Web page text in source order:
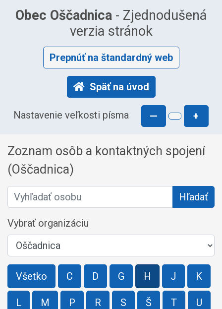
Obec Oščadnica - Zjednodušená
verzia stránok
Prepnúť na štandardný web
Späť na úvod
Nastavenie veľkosti písma — +
Zoznam osôb a kontaktných spojení
(Oščadnica)
Vyhľadať osobu Hľadať
Vybrať organizáciu
Všetko C D G H J K
L M P R S Š T U